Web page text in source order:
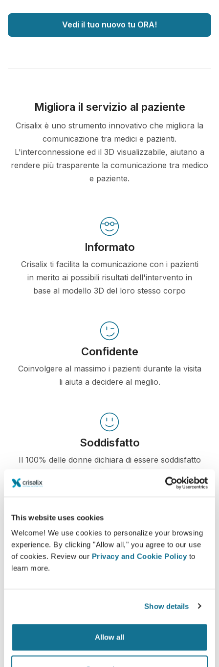
This website uses cookies
Welcome! We use cookies to personalize your browsing
experience. By clicking "Allow all," you agree to our use
of cookies. Review our Privacy and Cookie Policy to
learn more.
Show details
Allow all
Vedi il tuo nuovo tu ORA!
Migliora il servizio al paziente
Crisalix è uno strumento innovativo che migliora la
comunicazione tra medici e pazienti.
L'interconnessione ed il 3D visualizzabile, aiutano a
rendere più trasparente la comunicazione tra medico
e paziente.
Informato
Crisalix ti facilita la comunicazione con i pazienti
in merito ai possibili risultati dell'intervento in
base al modello 3D del loro stesso corpo
Confidente
Coinvolgere al massimo i pazienti durante la visita
li aiuta a decidere al meglio.
Soddisfatto
Il 100% delle donne dichiara di essere soddisfatto
Crisalix 3D prima dell'intervento*
*Sondaggio online realizzato tra maggio 2010 e settembre
2011 con pazienti sottoposte ad una mastoplastica additiva
nello stesso periodo, in Svizzera.